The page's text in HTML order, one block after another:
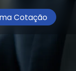
Cotação